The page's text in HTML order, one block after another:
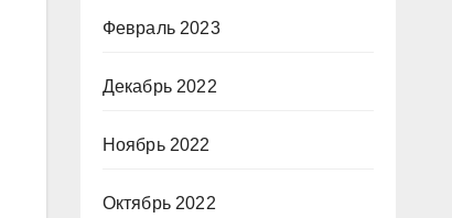
Февраль 2023
Декабрь 2022
Ноябрь 2022
Октябрь 2022